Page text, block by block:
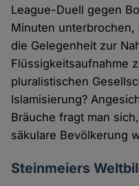
League-Duell gegen
Minuten unterbrochen,
die Gelegenheit zur
Flüssigkeitsaufnahme
pluralistischen
Islamisierung?
Bräuche fragt man
säkulare Bevölkerung
Steinmeiers